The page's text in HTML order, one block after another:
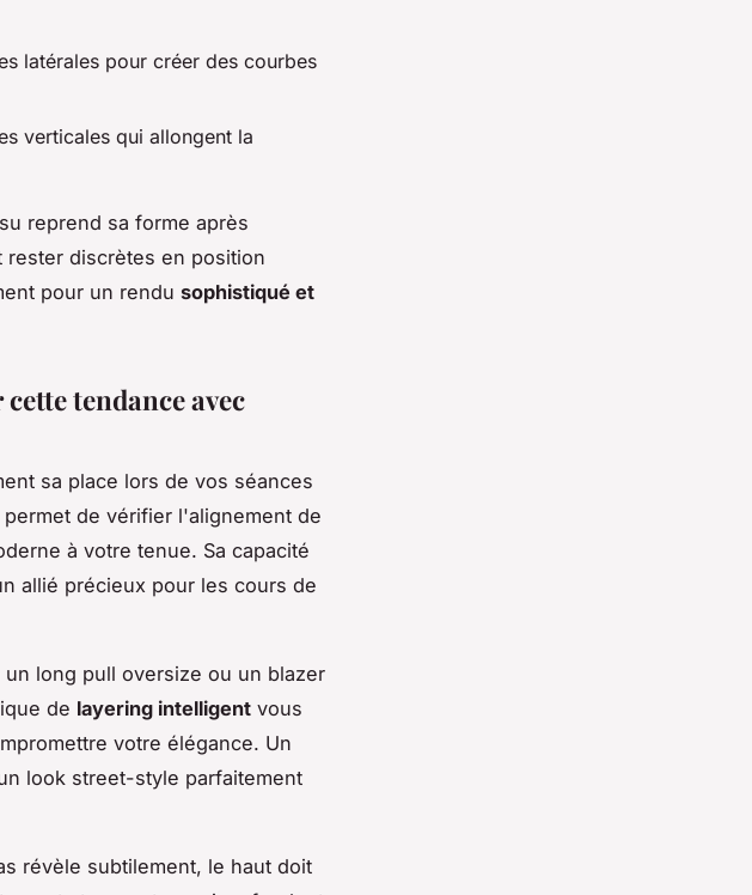
latérales pour créer des courbes
verticales qui allongent la
reprend sa forme après
discrètes en position
pour un rendu sophistiqué et
tendance avec
sa place lors de vos séances
de vérifier l'alignement de
à votre tenue. Sa capacité
allié précieux pour les cours de
long pull oversize ou un blazer
de layering intelligent vous
votre élégance. Un
look street-style parfaitement
révèle subtilement, le haut doit